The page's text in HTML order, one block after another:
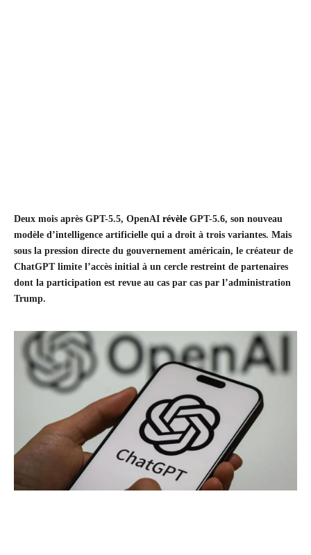
Deux mois après GPT-5.5, OpenAI révèle GPT-5.6, son nouveau
modèle d’intelligence artificielle qui a droit à trois variantes. Mais
sous la pression directe du gouvernement américain, le créateur de
ChatGPT limite l’accès initial à un cercle restreint de partenaires
dont la participation est revue au cas par cas par l’administration
Trump.